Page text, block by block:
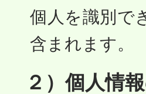
個人を識別で
含まれます。
２）個人情